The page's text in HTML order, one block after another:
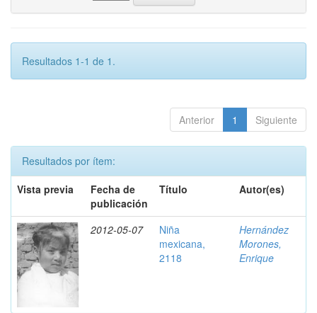
Resultados 1-1 de 1.
Anterior 1 Siguiente
Resultados por ítem:
Vista previa
Fecha de
publicación
Título Autor(es)
2012-05-07
Niña
mexicana,
2118
Hernández
Morones,
Enrique